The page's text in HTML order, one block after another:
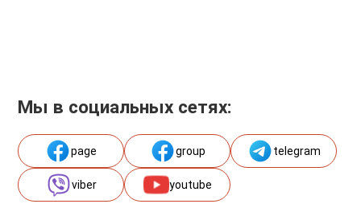
Мы в социальных сетях:
page group telegram
viber youtube